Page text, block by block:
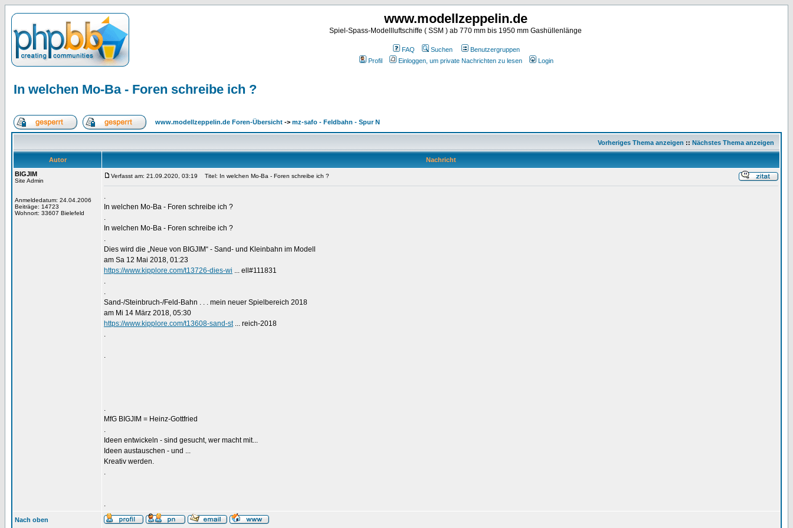
www.modellzeppelin.de
Spiel-Spass-Modellluftschiffe ( SSM ) ab 770 mm bis 1950 mm Gashüllenlänge
FAQ Suchen
Benutzergruppen
Profil
Einloggen, um private Nachrichten zu lesen Login
In welchen Mo-Ba - Foren schreibe ich ?
www.modellzeppelin.de Foren-Übersicht -> mz-safo - Feldbahn - Spur N
Vorheriges Thema anzeigen :: Nächstes Thema anzeigen
Autor
Nachricht
BIGJIM
Site Admin
Anmeldedatum: 24.04.2006
Beiträge: 14723
Wohnort: 33607 Bielefeld
Verfasst am: 21.09.2020, 03:19 Titel: In welchen Mo-Ba - Foren schreibe ich ?
.
In welchen Mo-Ba - Foren schreibe ich ?
.
In welchen Mo-Ba - Foren schreibe ich ?
.
Dies wird die „Neue von BIGJIM“ - Sand- und Kleinbahn im Modell
am Sa 12 Mai 2018, 01:23
https://www.kipplore.com/t13726-dies-wi ... ell#111831
.
.
Sand-/Steinbruch-/Feld-Bahn . . . mein neuer Spielbereich 2018
am Mi 14 März 2018, 05:30
https://www.kipplore.com/t13608-sand-st... reich-2018
.
.
.
MfG BIGJIM = Heinz-Gottfried
.
Ideen entwickeln - sind gesucht, wer macht mit...
Ideen austauschen - und ...
Kreativ werden.
.
.
Nach oben